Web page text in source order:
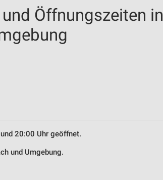
Öffnungszeiten in
20:00 Uhr geöffnet.
und Umgebung.